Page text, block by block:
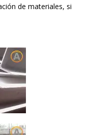
de materiales, si